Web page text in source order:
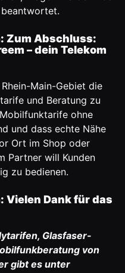
Zum Abschluss:
– dein Telekom
Main-Gebiet die
und Beratung zu
ohne
und dass echte Nähe
Ort im Shop oder
Partner will Kunden
zu bedienen.
Dank für das
Glasfaser-
von
gibt es unter